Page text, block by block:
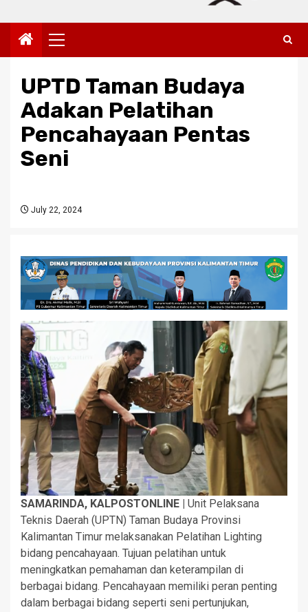
Primary
Menu
UPTD Taman Budaya
Adakan Pelatihan
Pencahayaan Pentas
Seni
July 22, 2024
SAMARINDA, KALPOSTONLINE | Unit Pelaksana
Teknis Daerah (UPTN) Taman Budaya Provinsi
Kalimantan Timur melaksanakan Pelatihan Lighting
bidang pencahayaan. Tujuan pelatihan untuk
meningkatkan pemahaman dan keterampilan di
berbagai bidang. Pencahayaan memiliki peran penting
dalam berbagai bidang seperti seni pertunjukan,